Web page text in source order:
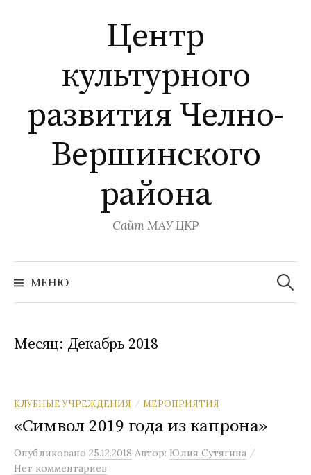
Центр
культурного
развития Челно-
Вершинского
района
Сайт МАУ ЦКР
МЕНЮ
Найти:
Месяц: Декабрь 2018
КЛУБНЫЕ УЧРЕЖДЕНИЯ / МЕРОПРИЯТИЯ
«Символ 2019 года из капрона»
Опубликовано 25.12.2018 Автор: Юлия Сутягина /
Нет комментариев